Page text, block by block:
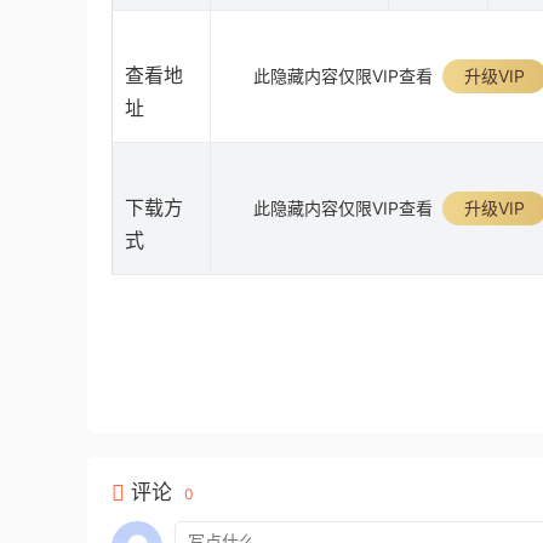
查看地
址
此隐藏内容仅限VIP查看 升级VIP
下载方
式
此隐藏内容仅限VIP查看 升级VIP
评论 0